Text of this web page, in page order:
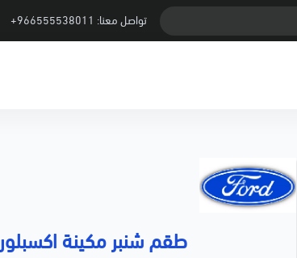
تواصل معنا: +966555538011
طقم شنبر مكينة اكسبلور 10/02⭐⭐⭐